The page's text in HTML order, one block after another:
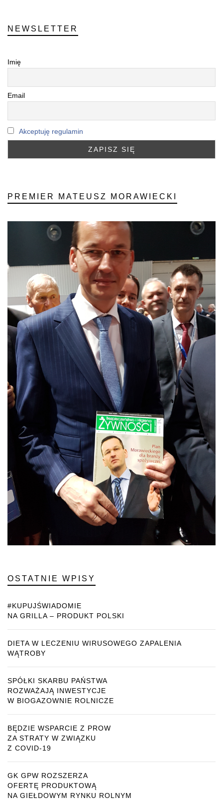
NEWSLETTER
Imię
Email
Akceptuję regulamin
PREMIER MATEUSZ MORAWIECKI
OSTATNIE WPISY
#KUPUJŚWIADOMIE
NA GRILLA – PRODUKT POLSKI
DIETA W LECZENIU WIRUSOWEGO ZAPALENIA
WĄTROBY
SPÓŁKI SKARBU PAŃSTWA
ROZWAŻAJĄ INWESTYCJE
W BIOGAZOWNIE ROLNICZE
BĘDZIE WSPARCIE Z PROW
ZA STRATY W ZWIĄZKU
Z COVID-19
GK GPW ROZSZERZA
OFERTĘ PRODUKTOWĄ
NA GIEŁDOWYM RYNKU ROLNYM